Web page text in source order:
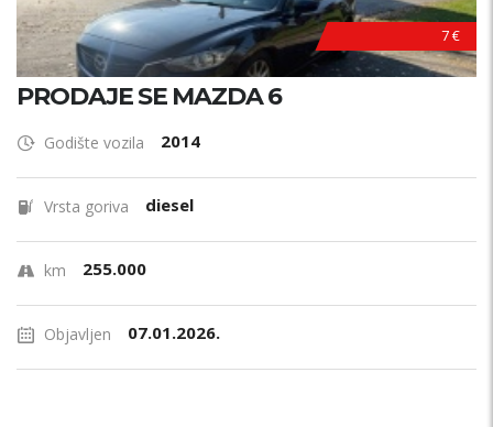
7 €
PRODAJE SE MAZDA 6
Godište vozila 2014
Vrsta goriva diesel
km 255.000
Objavljen 07.01.2026.